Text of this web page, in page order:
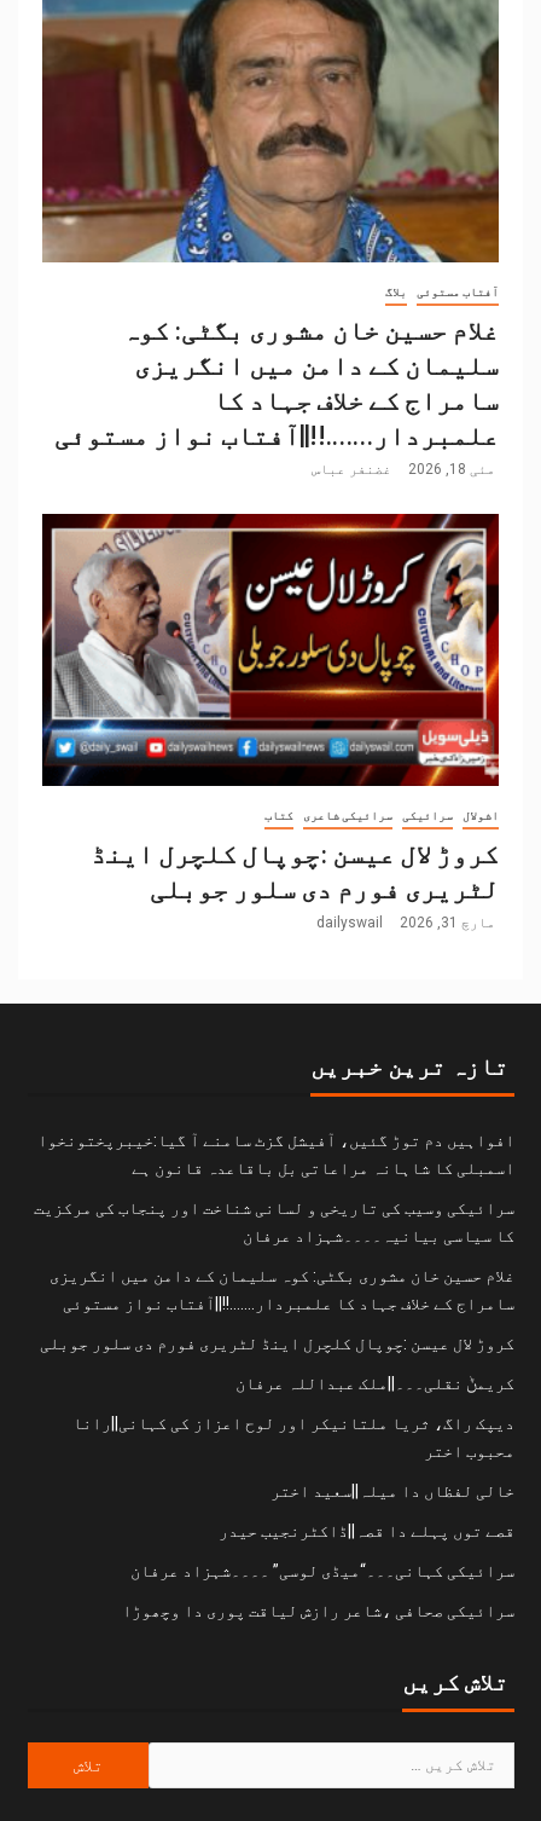
آفتاب مستوئی بلاگ
غلام حسین خان مشوری بگٹی: کوہ
سلیمان کے دامن میں انگریزی
سامراج کے خلاف جہاد کا
علمبردار…….!!||آفتاب نواز مستوئی
مئی 18, 2026 غضنفر عباس
اشولال سرائیکی سرائیکی شاعری کتاب
کروڑ لال عیسن :چوپال کلچرل اینڈ
لٹریری فورم دی سلور جوبلی
مارچ 31, 2026 dailyswail
تازہ ترین خبریں
افواہیں دم توڑ گئیں، آفیشل گزٹ سامنے آ گیا:خیبرپختونخوا
اسمبلی کا شاہانہ مراعاتی بل باقاعدہ قانون ہے
سرائیکی وسیب کی تاریخی و لسانی شناخت اور پنجاب کی مرکزیت
کا سیاسی بیانیہ۔۔۔۔شہزاد عرفان
غلام حسین خان مشوری بگٹی: کوہ سلیمان کے دامن میں انگریزی
سامراج کے خلاف جہاد کا علمبردار…….!!||آفتاب نواز مستوئی
کروڑ لال عیسن :چوپال کلچرل اینڈ لٹریری فورم دی سلور جوبلی
کریمݨ نقلی۔۔۔||ملک عبداللہ عرفان
دیپک راگ، ثریا ملتانیکر اور لوح اعزاز کی کہانی||رانا
محبوب اختر
خالی لفظاں دا میلہ||سعید اختر
قصے توں پہلے دا قصہ||ڈاکٹرنجیب حیدر
سرائیکی کہانی۔۔۔“میڈی لوسی” ۔۔۔۔شہزاد عرفان
سرائیکی صحافی ،شاعر رازش لیاقت پوری دا وچھوڑا
تلاش کریں